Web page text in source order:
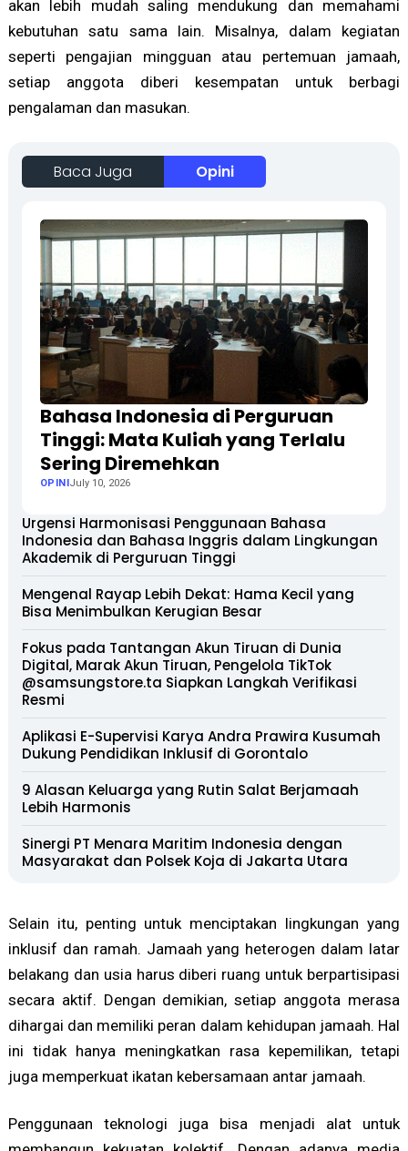
akan lebih mudah saling mendukung dan memahami
kebutuhan satu sama lain. Misalnya, dalam kegiatan
seperti pengajian mingguan atau pertemuan jamaah,
setiap anggota diberi kesempatan untuk berbagi
pengalaman dan masukan.
Baca Juga Opini
Bahasa Indonesia di Perguruan
Tinggi: Mata Kuliah yang Terlalu
Sering Diremehkan
OPINIJuly 10, 2026
Urgensi Harmonisasi Penggunaan Bahasa
Indonesia dan Bahasa Inggris dalam Lingkungan
Akademik di Perguruan Tinggi
Mengenal Rayap Lebih Dekat: Hama Kecil yang
Bisa Menimbulkan Kerugian Besar
Fokus pada Tantangan Akun Tiruan di Dunia
Digital, Marak Akun Tiruan, Pengelola TikTok
@samsungstore.ta Siapkan Langkah Verifikasi
Resmi
Aplikasi E-Supervisi Karya Andra Prawira Kusumah
Dukung Pendidikan Inklusif di Gorontalo
9 Alasan Keluarga yang Rutin Salat Berjamaah
Lebih Harmonis
Sinergi PT Menara Maritim Indonesia dengan
Masyarakat dan Polsek Koja di Jakarta Utara
Selain itu, penting untuk menciptakan lingkungan yang
inklusif dan ramah. Jamaah yang heterogen dalam latar
belakang dan usia harus diberi ruang untuk berpartisipasi
secara aktif. Dengan demikian, setiap anggota merasa
dihargai dan memiliki peran dalam kehidupan jamaah. Hal
ini tidak hanya meningkatkan rasa kepemilikan, tetapi
juga memperkuat ikatan kebersamaan antar jamaah.
Penggunaan teknologi juga bisa menjadi alat untuk